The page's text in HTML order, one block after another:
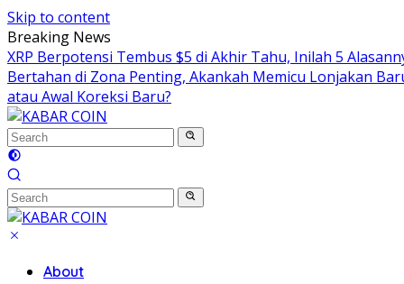
Skip to content
Breaking News
XRP Berpotensi Tembus $5 di Akhir Tahu, Inilah 5
Bertahan di Zona Penting, Akankah Memicu Lonjakan
atau Awal Koreksi Baru?
About